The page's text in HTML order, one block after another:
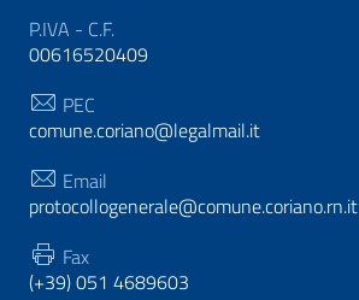
P.IVA - C.F.
00616520409
PEC
comune.coriano@legalmail.it
Email
protocollogenerale@comune.coriano.rn.it
Fax
(+39) 051 4689603